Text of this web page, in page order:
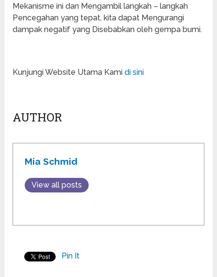
Mekanisme ini dan Mengambil langkah – langkah
Pencegahan yang tepat, kita dapat Mengurangi
dampak negatif yang Disebabkan oleh gempa bumi.
Kunjungi Website Utama Kamidi sini
AUTHOR
Mia Schmid
View all posts
Pin It